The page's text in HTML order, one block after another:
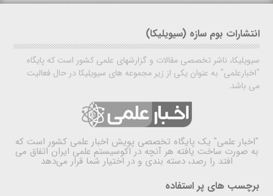
انتشارات بوم سازه (سیویلیکا)
سیویلیکا، ناشر تخصصی مقالات و گزارشهای علمی کشور است که پایگاه
"اخبارعلمی" به عنوان یکی از زیر مجموعه های سیویلیکا در حال فعالیت
می باشد.
"اخبار علمی" یک پایگاه تخصصی پویش اخبار علمی کشور است که
به صورت ساخت یافته هر آنچه در اکوسیستم علمی ایران اتفاق می
افتد را رصد، دسته بندی و در اختیار شما قرار می‌دهد
برچسب های پر استفاده